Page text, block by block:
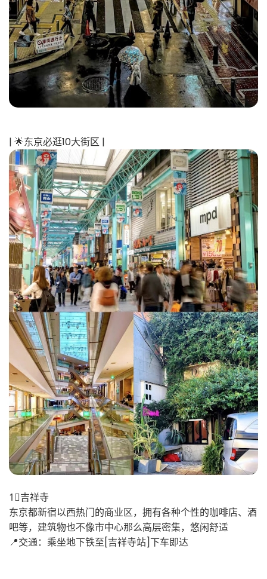
| 🌟东京必逛10大街区 |
1⃣️吉祥寺
东京都新宿以西热门的商业区，拥有各种个性的咖啡店、酒
吧等，建筑物也不像市中心那么高层密集，悠闲舒适
📍交通：乘坐地下铁至[吉祥寺站]下车即达